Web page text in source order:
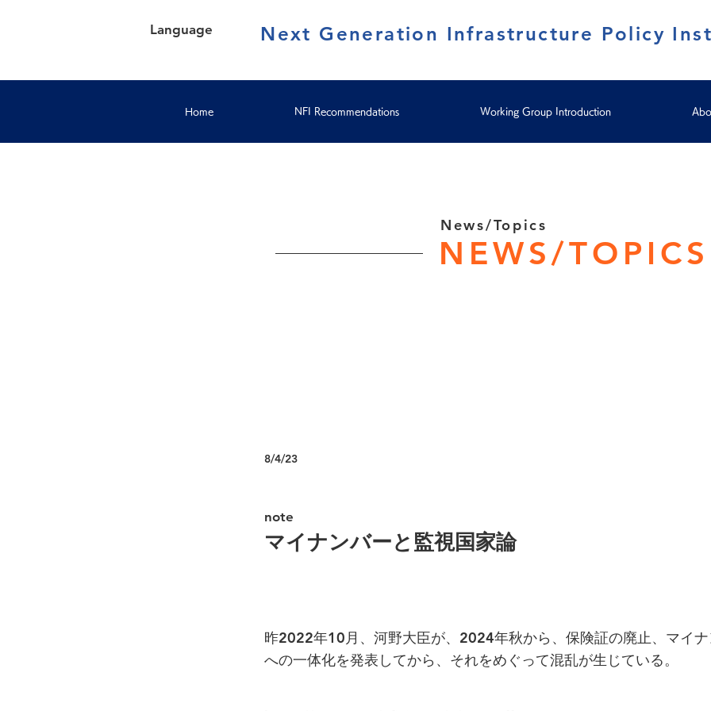
Next Generation Infrastructure Policy
Language
Home NFI Recommendations Working Group Introduction
News/Topics
NEWS/TOPICS
8/4/23
note
マイナンバーと監視国家論
昨2022年10月、河野大臣が、2024年秋から、保険証の廃止、マイ
への一体化を発表してから、それをめぐって混乱が生じている。